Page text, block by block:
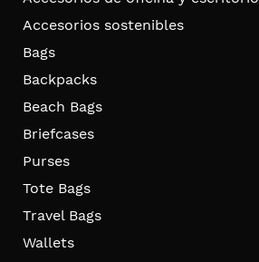
Accesorios sostenibles
Bags
Backpacks
Beach Bags
Briefcases
Purses
Tote Bags
Travel Bags
Wallets